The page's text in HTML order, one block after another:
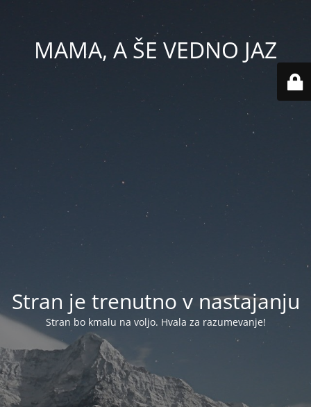
MAMA, A ŠE VEDNO JAZ
Stran je trenutno v nastajanju
Stran bo kmalu na voljo. Hvala za razumevanje!